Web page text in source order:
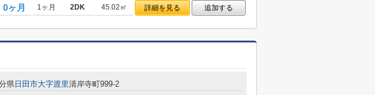
0ヶ月 1ヶ月 2DK 45.02㎡ 詳細を見る 追加する
県日田市大字渡里清岸寺町999-2